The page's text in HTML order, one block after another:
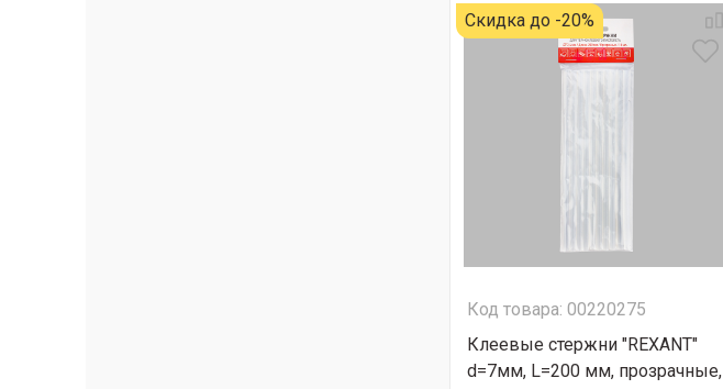
Скидка до -20%
Код товара: 00220275
Клеевые стержни "REXANT"
d=7мм, L=200 мм, прозрачные,